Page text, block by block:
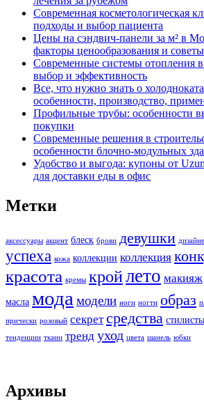
Современная косметологическая
подходы и выбор пациента
Цены на сэндвич-панели за м² в
факторы ценообразования и
Современные системы отопления
выбор и эффективность
Все, что нужно знать о
особенности, производство,
Профильные трубы: особенности
покупки
Современные решения в
особенности блочно-модульных
Удобство и выгода: купоны от
для доставки еды в офис
Метки
аксессуары акцент блеск брови девушки
успеха кожа коллекции коллекция
красота кремы кройлето макияж
масла мода модели ноги ногти образ
прически розовый секрет средства стилисты
тенденции ткани тренд уход цвета шанель юбки
Архивы